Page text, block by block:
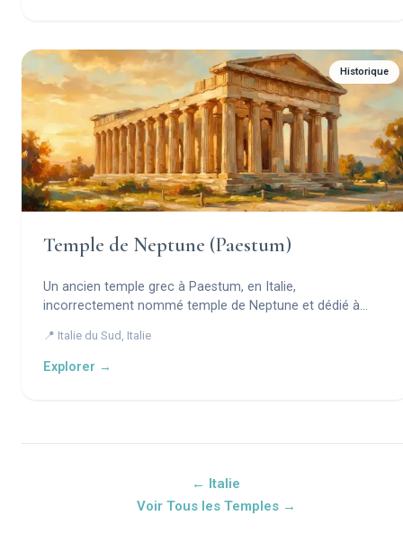
Historique
Temple de Neptune (Paestum)
Un ancien temple grec à Paestum, en Italie,
incorrectement nommé temple de Neptune et dédié à
📍 Italie du Sud, Italie
Explorer →
← Italie
Voir Tous les Temples →